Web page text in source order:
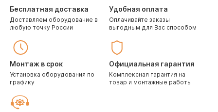
Бесплатная доставка
Доставляем оборудование в
любую точку России
Удобная оплата
Оплачивайте заказы
выгодным для Вас способом
Монтаж в срок
Установка оборудования по
графику
Официальная гарантия
Комплексная гарантия на
товар и монтажные работы